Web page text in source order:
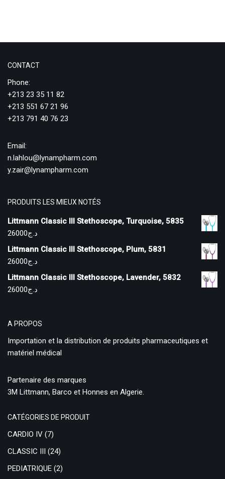
CONTACT
Phone:
+213 23 35 11 82
+213 551 67 21 96
+213 791 40 76 23
Email:
n.lahlou@lynampharm.com
y.zair@lynampharm.com
PRODUITS LES MIEUX NOTÉS
Littmann Classic III Stethoscope, Turquoise, 5835
د.ج26000
Littmann Classic III Stethoscope, Plum, 5831
د.ج26000
Littmann Classic III Stethoscope, Lavender, 5832
د.ج26000
A PROPOS
Importation et la distribution de produits pharmaceutiques et
matériel médical
Partenaire des marques
3M Littmann, Barco et Honnes en Algerie.
CATÉGORIES DE PRODUIT
CARDIO IV (7)
CLASSIC III (24)
PEDIATRIQUE (2)